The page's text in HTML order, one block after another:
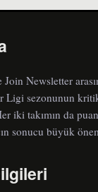
Newsletter
Ligi sezonunun
iki takımın da
sonucu büyük